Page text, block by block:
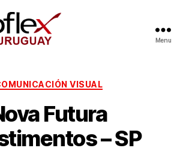
Menu
VISUAL
Futura
– SP